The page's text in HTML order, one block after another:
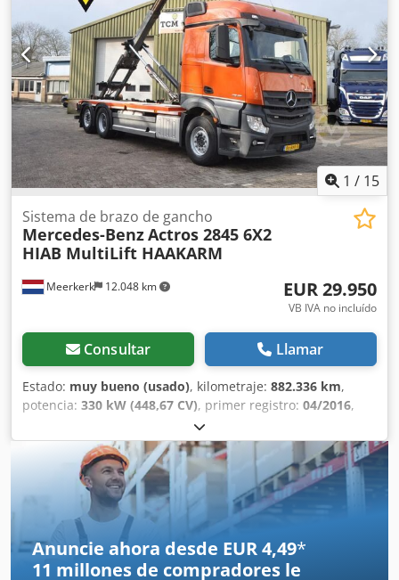
1 / 15
Meerkerk 12.048 km
Sistema de brazo de gancho
Mercedes-BenzActros 2845 6X2
HIAB MultiLift HAAKARM
EUR 29.950
VB IVA no incluído
Consultar Llamar
Estado: muy bueno (usado), kilometraje: 882.336 km,
potencia: 330 kW (448,67 CV), primer registro: 04/2016,
, tamaño del neumático:
R 22.5, configuración de ejes:6x2, distancia entre ejes:
6.250 mm, combustible: diésel , color: naranja, cabina del
conductor:cabina dormitorio , tipo de engranaje:
automático, clase de emisión: Euro 6, amortiguación:
acero-aire , número de asientos: , longitud total:
, ancho total:
permitida (eje 1):9.000 kg, carga máxima permitida por eje
(eje 2):11.500 kg, carga de eje permitida (eje 3):
Anuncie ahora desde EUR 4,49*
11 millones de compradores le